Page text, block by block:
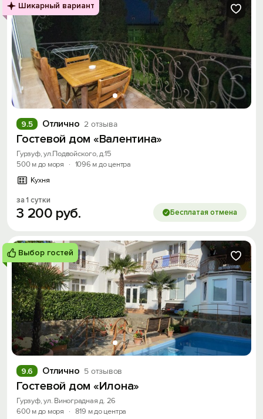
Шикарный вариант
Отлично 2 отзыва
9.5
Гостевой дом «Валентина»
Гурзуф, ул.Подвойского, д.15
500 м до моря
· 1096 м до центра
Кухня
за 1 сутки
3 200 руб. Бесплатая отмена
Выбор гостей
Отлично 5 отзывов
9.6
Гостевой дом «Илона»
Гурзуф, ул. Виноградная д. 26
600 м до моря
· 819 м до центра